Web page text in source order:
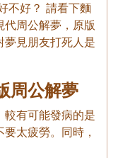
不好？ 請看下麵
周公解夢，原版
夢見朋友打死人是
周公解夢
較有可能發病的是
太疲勞。同時，